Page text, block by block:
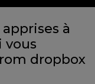
à
vous
dropbox